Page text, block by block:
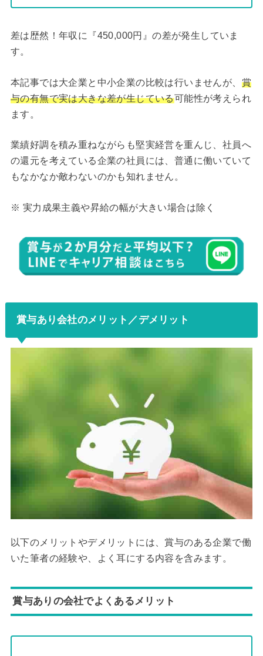
差は歴然！年収に『450,000円』の差が発生していま
す。
本記事では大企業と中小企業の比較は行いませんが、 賞
与の有無で実は大きな差が生じている可能性が考えられ
ます。
業績好調を積み重ねながらも堅実経営を重んじ、社員へ
の還元を考えている企業の社員には、普通に働いていて
もなかなか敵わないのかも知れません。
※ 実力成果主義や昇給の幅が大きい場合は除く
賞与あり会社のメリット／デメリット
以下のメリットやデメリットには、賞与のある企業で働
いた筆者の経験や、よく耳にする内容を含みます。
賞与ありの会社でよくあるメリット